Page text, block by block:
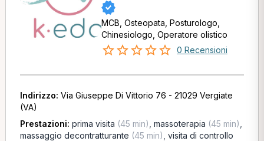
MCB, Osteopata, Posturologo,
Chinesiologo, Operatore olistico
0 Recensioni
Indirizzo: Via Giuseppe Di Vittorio 76 - 21029 Vergiate
(VA)
Prestazioni: prima visita (45 min) massoterapia (45 min)
massaggio decontratturante (45 min) visita di controllo